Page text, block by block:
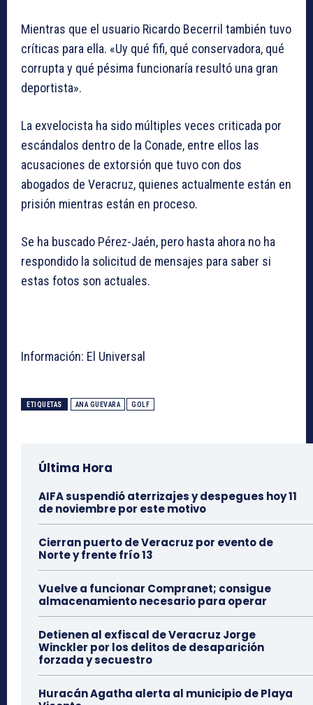
Mientras que el usuario Ricardo Becerril también tuvo
críticas para ella. «Uy qué fifi, qué conservadora, qué
corrupta y qué pésima funcionaría resultó una gran
deportista».
La exvelocista ha sido múltiples veces criticada por
escándalos dentro de la Conade, entre ellos las
acusaciones de extorsión que tuvo con dos
abogados de Veracruz, quienes actualmente están en
prisión mientras están en proceso.
Se ha buscado Pérez-Jaén, pero hasta ahora no ha
respondido la solicitud de mensajes para saber si
estas fotos son actuales.
Información: El Universal
ETIQUETAS ANA GUEVARA GOLF
Última Hora
AIFA suspendió aterrizajes y despegues hoy 11
de noviembre por este motivo
Cierran puerto de Veracruz por evento de
Norte y frente frío 13
Vuelve a funcionar Compranet; consigue
almacenamiento necesario para operar
Detienen al exfiscal de Veracruz Jorge
Winckler por los delitos de desaparición
forzada y secuestro
Huracán Agatha alerta al municipio de Playa